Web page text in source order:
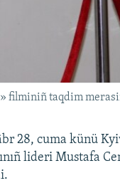
filminiñ taqdim
28, cuma künü
lideri Mustafa